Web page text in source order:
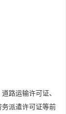
路运输许可证、
派遣许可证等前